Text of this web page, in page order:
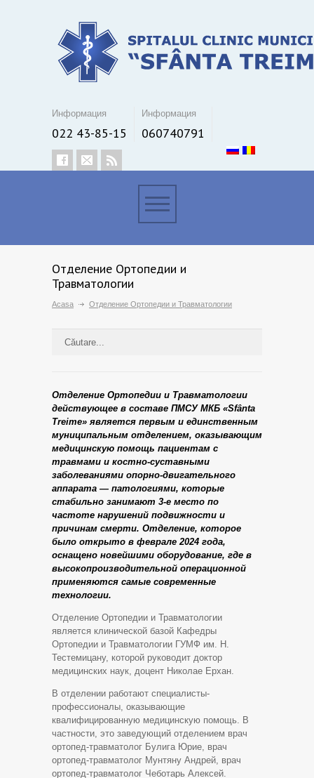
Информация
022 43-85-15
Информация
060740791
Отделение Ортопедии и
Травматологии
Acasa Отделение Ортопедии и Травматологии
Отделение Ортопедии и Травматологии
действующее в составе ПМСУ МКБ «Sfânta
Treime» является первым и единственным
муниципальным отделением, оказывающим
медицинскую помощь пациентам с
травмами и костно-суставными
заболеваниями опорно-двигательного
аппарата — патологиями, которые
стабильно занимают 3-е место по
частоте нарушений подвижности и
причинам смерти. Отделение, которое
было открыто в феврале 2024 года,
оснащено новейшими оборудование, где в
высокопроизводительной операционной
применяются самые современные
технологии.
Отделение Ортопедии и Травматологии
является клинической базой Кафедры
Ортопедии и Травматологии ГУМФ им. Н.
Тестемицану, которой руководит доктор
медицинских наук, доцент Николае Ерхан.
В отделении работают специалисты-
профессионалы, оказывающие
квалифицированную медицинскую помощь. В
частности, это заведующий отделением врач
ортопед-травматолог Булига Юрие, врач
ортопед-травматолог Мунтяну Андрей, врач
ортопед-травматолог Чеботарь Алексей.